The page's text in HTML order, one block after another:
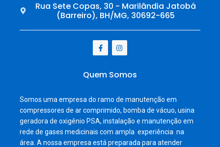
Rua Sete Copas, 30 - Marilândia Jatobá
(Barreiro), BH/MG, 30692-665
Quem Somos
Somos uma empresa do ramo de manutenção em
compressores de ar comprimido, bomba de vácuo, usina
geradora de oxigênio PSA, instalação e manutenção em
rede de gases medicinais com ampla experiência na
área. A nossa empresa está preparada para atender